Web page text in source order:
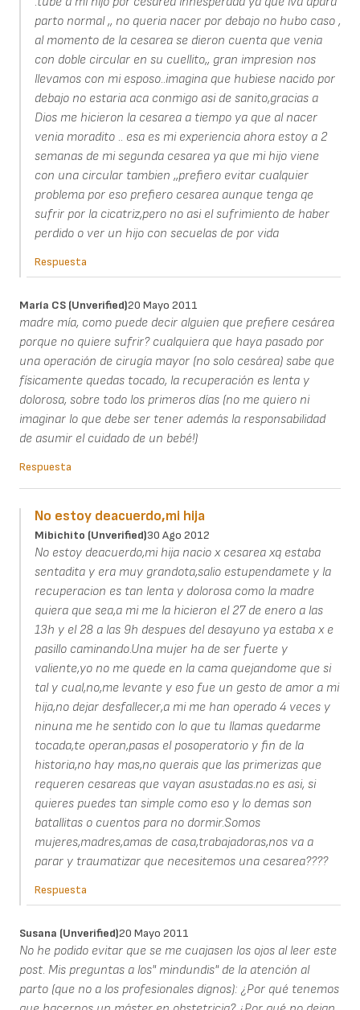
parto normal ,, no queria nacer por debajo no hubo caso ,
al momento de la cesarea se dieron cuenta que venia
con doble circular en su cuellito,, gran impresion nos
llevamos con mi esposo..imagina que hubiese nacido por
debajo no estaria aca conmigo asi de sanito,gracias a
Dios me hicieron la cesarea a tiempo ya que al nacer
venia moradito .. esa es mi experiencia ahora estoy a 2
semanas de mi segunda cesarea ya que mi hijo viene
con una circular tambien ,,prefiero evitar cualquier
problema por eso prefiero cesarea aunque tenga qe
sufrir por la cicatriz,pero no asi el sufrimiento de haber
perdido o ver un hijo con secuelas de por vida
Respuesta
María CS (unverified)20 Mayo 2011
madre mía, como puede decir alguien que prefiere cesárea
porque no quiere sufrir? cualquiera que haya pasado por
una operación de cirugía mayor (no solo cesárea) sabe que
físicamente quedas tocado, la recuperación es lenta y
dolorosa, sobre todo los primeros días (no me quiero ni
imaginar lo que debe ser tener además la responsabilidad
de asumir el cuidado de un bebé!)
Respuesta
No estoy deacuerdo,mi hija
Mibichito (unverified)30 Ago 2012
No estoy deacuerdo,mi hija nacio x cesarea xq estaba
sentadita y era muy grandota,salio estupendamete y la
recuperacion es tan lenta y dolorosa como la madre
quiera que sea,a mi me la hicieron el 27 de enero a las
13h y el 28 a las 9h despues del desayuno ya estaba x e
pasillo caminando.Una mujer ha de ser fuerte y
valiente,yo no me quede en la cama quejandome que si
tal y cual,no,me levante y eso fue un gesto de amor a mi
hija,no dejar desfallecer,a mi me han operado 4 veces y
ninuna me he sentido con lo que tu llamas quedarme
tocada,te operan,pasas el posoperatorio y fin de la
historia,no hay mas,no querais que las primerizas que
requeren cesareas que vayan asustadas.no es asi, si
quieres puedes tan simple como eso y lo demas son
batallitas o cuentos para no dormir.Somos
mujeres,madres,amas de casa,trabajadoras,nos va a
parar y traumatizar que necesitemos una cesarea????
Respuesta
Susana (unverified)20 Mayo 2011
No he podido evitar que se me cuajasen los ojos al leer este
post. Mis preguntas a los" mindundis" de la atención al
parto (que no a los profesionales dignos): ¿Por qué tenemos